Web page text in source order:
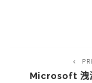
Microsoft 洩